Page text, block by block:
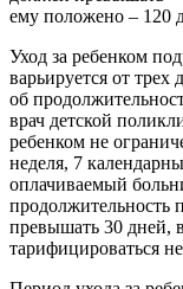
ему положено – 120
Уход за ребенком
варьируется от
об
врач детской
ребенком не
неделя, 7
оплачиваемый
продолжительность
превышать 30 дней,
тарифицироваться